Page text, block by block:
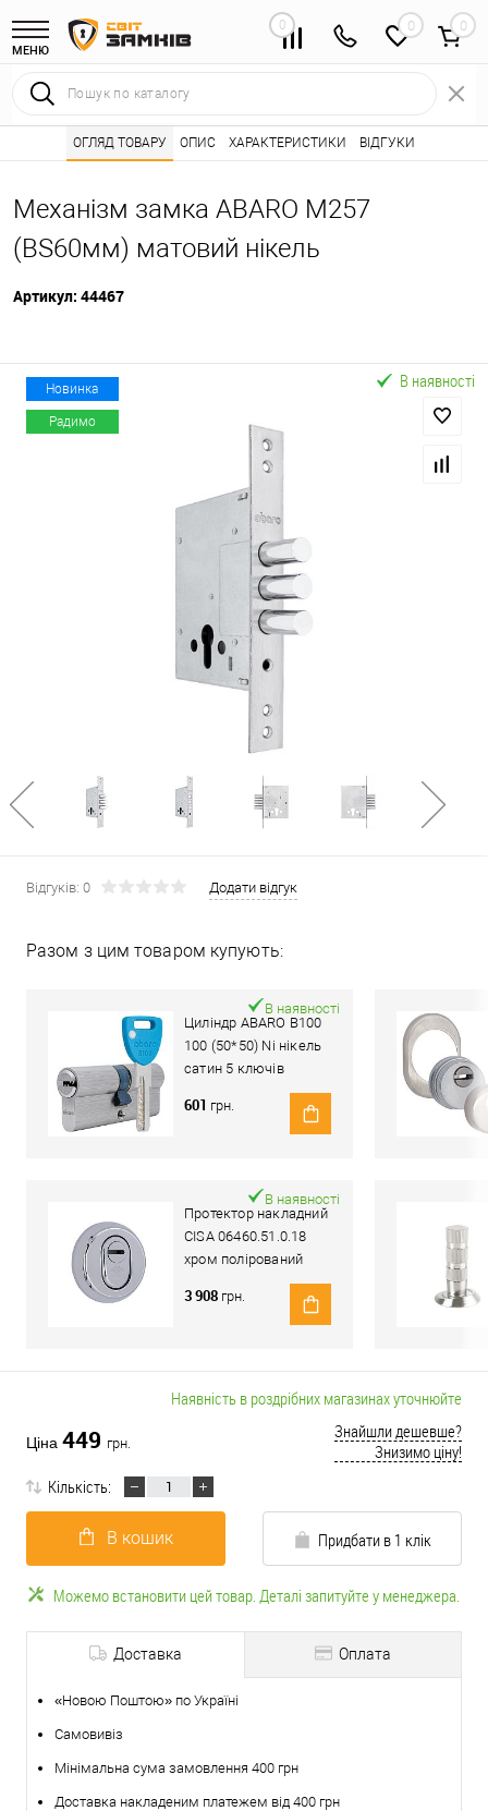
МЕНЮ
0 0
Інтернет магазин замків • Каталог товарів ⭐ Дверні замки 🌟
Механізм замка ABARO M257
(BS60мм) матовий нікель
Артикул: 44467
ОГЛЯД ТОВАРУ ОПИС ХАРАКТЕРИСТИКИ ВІДГУКИ
Новинка
Радимо
Відгуків: 0 Додати відгук
Разом з цим товаром купують:
Циліндр ABARO B100
100 (50*50) Ni нікель
сатин 5 ключів
В наявності
601 грн.
Протектор накладний
CISA 06460.51.0.18
хром полірований
В наявності
3 908 грн.
В наявності
Наявність в роздрібних магазинах уточнюйте
Ціна 449 грн.
Знайшли дешевше?
Знизимо ціну!
Кількість:
В кошик Придбати в 1 клік
Можемо встановити цей товар. Деталі запитуйте у менеджера.
Доставка Оплата
«Новою Поштою» по Україні
Самовивіз
Мінімальна сума замовлення 400 грн
Доставка накладеним платежем від 400 грн